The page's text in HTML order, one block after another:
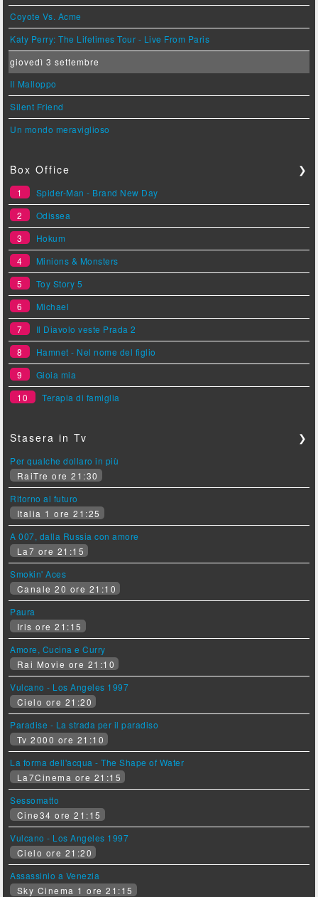
Coyote Vs. Acme
Katy Perry: The Lifetimes Tour - Live From Paris
giovedì 3 settembre
Il Malloppo
Silent Friend
Un mondo meraviglioso
Box Office ❯
1
Spider-Man - Brand New Day
2
Odissea
3
Hokum
4
Minions & Monsters
5
Toy Story 5
6
Michael
7
Il Diavolo veste Prada 2
8
Hamnet - Nel nome del figlio
9
Gioia mia
10
Terapia di famiglia
Stasera in Tv ❯
Per qualche dollaro in più
RaiTre ore 21:30
Ritorno al futuro
Italia 1 ore 21:25
A 007, dalla Russia con amore
La7 ore 21:15
Smokin' Aces
Canale 20 ore 21:10
Paura
Iris ore 21:15
Amore, Cucina e Curry
Rai Movie ore 21:10
Vulcano - Los Angeles 1997
Cielo ore 21:20
Paradise - La strada per il paradiso
Tv 2000 ore 21:10
La forma dell'acqua - The Shape of Water
La7Cinema ore 21:15
Sessomatto
Cine34 ore 21:15
Vulcano - Los Angeles 1997
Cielo ore 21:20
Assassinio a Venezia
Sky Cinema 1 ore 21:15